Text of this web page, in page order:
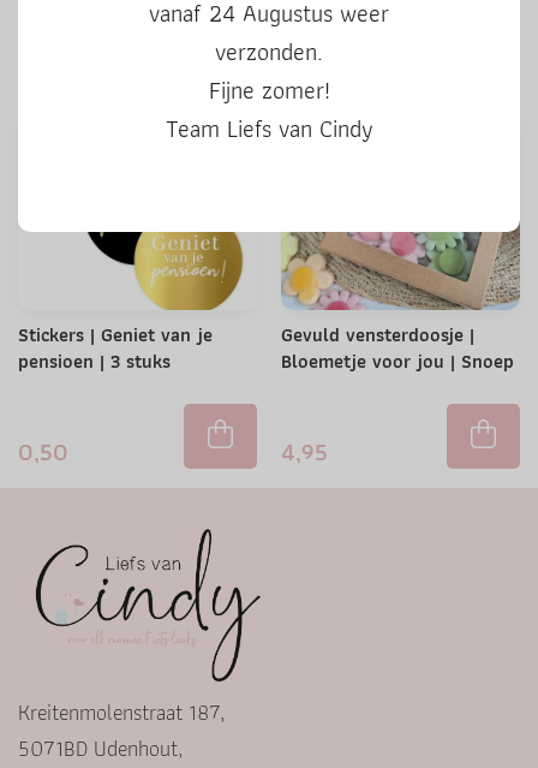
0,50
Stickers | Geniet van je
pensioen | 3 stuks
0,50
Gevuld vensterdoosje |
Bloemetje voor jou | Snoep
4,95
vanaf 24 Augustus weer
verzonden.
Fijne zomer!
Team Liefs van Cindy
Kreitenmolenstraat 187,
5071BD Udenhout,